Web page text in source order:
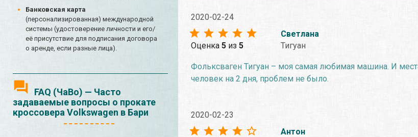
Банковская карта
(персонализированная) международной
системы (удостоверение личности и его/
её присутствие для подписания договора
о аренде, если разные лица).
FAQ (ЧаВо) — Часто
задаваемые вопросы о прокате
кроссовера Volkswagen в Бари
2020-02-24
Оценка 5из 5
Светлана
Тигуан
Фольксваген Тигуан – моя самая любимая машина. И
человек на 2 дня, проблем не было.
2020-02-23
Антон